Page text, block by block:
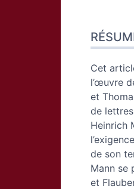
Index
Plan
Texte
Notes
Citer cet
Auteur
Cet
l’œuvre
et
de
Heinrich
de son
Mann se
et